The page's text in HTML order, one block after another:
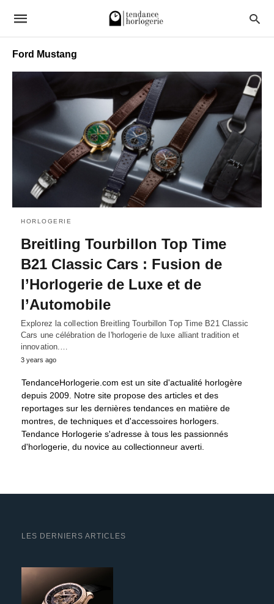
Ford Mustang
HORLOGERIE
Breitling Tourbillon Top Time
B21 Classic Cars : Fusion de
l’Horlogerie de Luxe et de
l’Automobile
Explorez la collection Breitling Tourbillon Top Time B21 Classic
Cars une célébration de l'horlogerie de luxe alliant tradition et
innovation.…
3 years ago
TendanceHorlogerie.com est un site d'actualité horlogère
depuis 2009. Notre site propose des articles et des
reportages sur les dernières tendances en matière de
montres, de techniques et d'accessoires horlogers.
Tendance Horlogerie s'adresse à tous les passionnés
d'horlogerie, du novice au collectionneur averti.
LES DERNIERS ARTICLES